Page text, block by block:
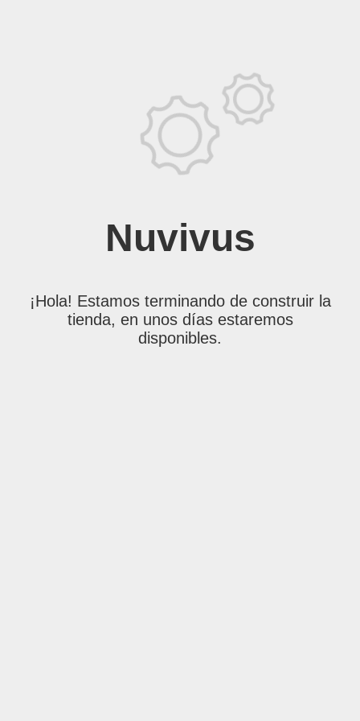
Nuvivus
¡Hola! Estamos terminando de construir la
tienda, en unos días estaremos
disponibles.